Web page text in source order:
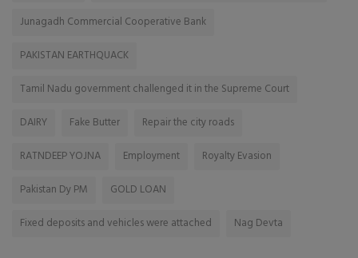
Junagadh Commercial Cooperative Bank
PAKISTAN EARTHQUACK
Tamil Nadu government challenged it in the Supreme Court
DAIRY
Fake Butter
Repair the city roads
RATNDEEP YOJNA
Employment
Royalty Evasion
Pakistan Dy PM
GOLD LOAN
Fixed deposits and vehicles were attached
Nag Devta